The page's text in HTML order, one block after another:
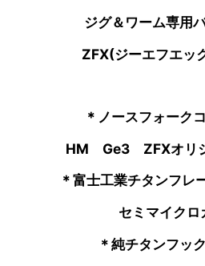
ジグ＆ワーム専用
ZFX(ジーエフエッ
＊ノースフォーク
HM Ge3 ZFXオリ
＊富士工業チタンフレ
セミマイクロ
＊純チタンフッ